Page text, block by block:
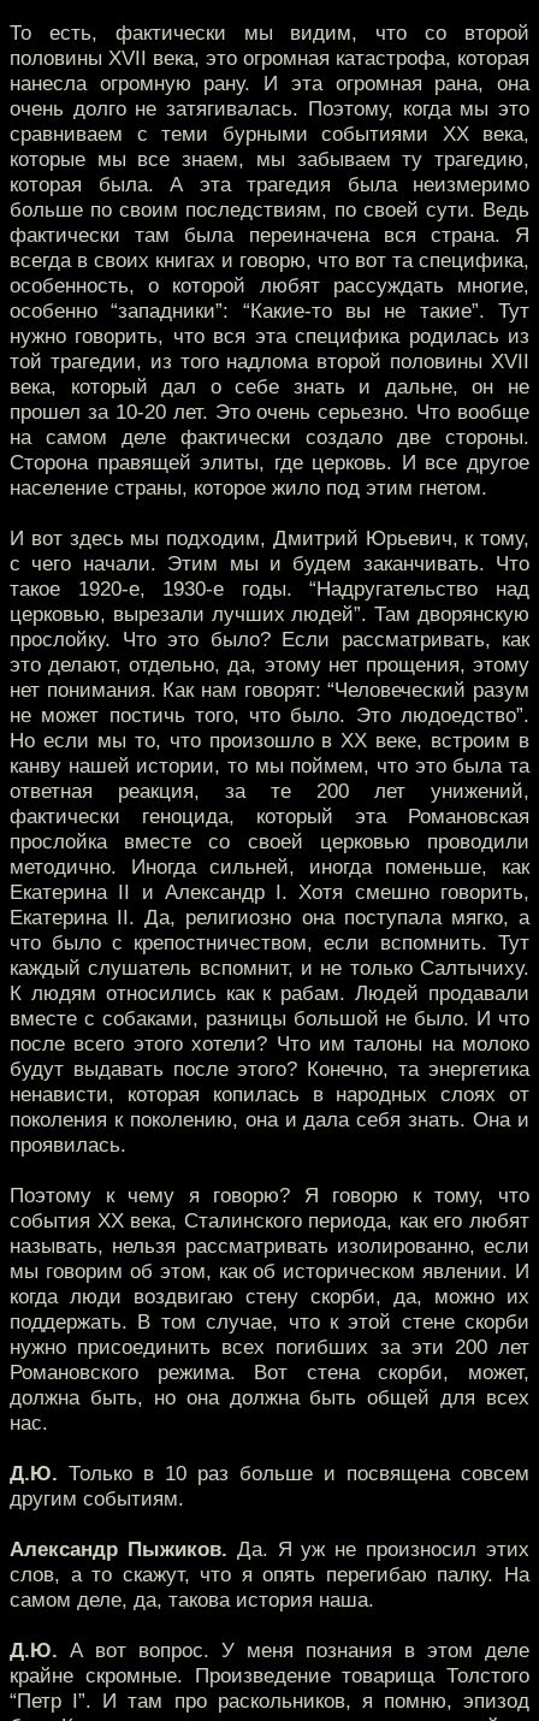
То есть, фактически мы видим, что со второй
половины XVII века, это огромная катастрофа, которая
нанесла огромную рану. И эта огромная рана, она
очень долго не затягивалась. Поэтому, когда мы это
сравниваем с теми бурными событиями XX века,
которые мы все знаем, мы забываем ту трагедию,
которая была. А эта трагедия была неизмеримо
больше по своим последствиям, по своей сути. Ведь
фактически там была переиначена вся страна. Я
всегда в своих книгах и говорю, что вот та специфика,
особенность, о которой любят рассуждать многие,
особенно “западники”: “Какие-то вы не такие”. Тут
нужно говорить, что вся эта специфика родилась из
той трагедии, из того надлома второй половины XVII
века, который дал о себе знать и дальне, он не
прошел за 10-20 лет. Это очень серьезно. Что вообще
на самом деле фактически создало две стороны.
Сторона правящей элиты, где церковь. И все другое
население страны, которое жило под этим гнетом.
И вот здесь мы подходим, Дмитрий Юрьевич, к тому,
с чего начали. Этим мы и будем заканчивать. Что
такое 1920-е, 1930-е годы. “Надругательство над
церковью, вырезали лучших людей”. Там дворянскую
прослойку. Что это было? Если рассматривать, как
это делают, отдельно, да, этому нет прощения, этому
нет понимания. Как нам говорят: “Человеческий разум
не может постичь того, что было. Это людоедство”.
Но если мы то, что произошло в XX веке, встроим в
канву нашей истории, то мы поймем, что это была та
ответная реакция, за те 200 лет унижений,
фактически геноцида, который эта Романовская
прослойка вместе со своей церковью проводили
методично. Иногда сильней, иногда поменьше, как
Екатерина II и Александр I. Хотя смешно говорить,
Екатерина II. Да, религиозно она поступала мягко, а
что было с крепостничеством, если вспомнить. Тут
каждый слушатель вспомнит, и не только Салтычиху.
К людям относились как к рабам. Людей продавали
вместе с собаками, разницы большой не было. И что
после всего этого хотели? Что им талоны на молоко
будут выдавать после этого? Конечно, та энергетика
ненависти, которая копилась в народных слоях от
поколения к поколению, она и дала себя знать. Она и
проявилась.
Поэтому к чему я говорю? Я говорю к тому, что
события XX века, Сталинского периода, как его любят
называть, нельзя рассматривать изолированно, если
мы говорим об этом, как об историческом явлении. И
когда люди воздвигаю стену скорби, да, можно их
поддержать. В том случае, что к этой стене скорби
нужно присоединить всех погибших за эти 200 лет
Романовского режима. Вот стена скорби, может,
должна быть, но она должна быть общей для всех
нас.
Д.Ю. Только в 10 раз больше и посвящена совсем
другим событиям.
Александр Пыжиков. Да. Я уж не произносил этих
слов, а то скажут, что я опять перегибаю палку. На
самом деле, да, такова история наша.
Д.Ю. А вот вопрос. У меня познания в этом деле
крайне скромные. Произведение товарища Толстого
“Петр I”. И там про раскольников, я помню, эпизод